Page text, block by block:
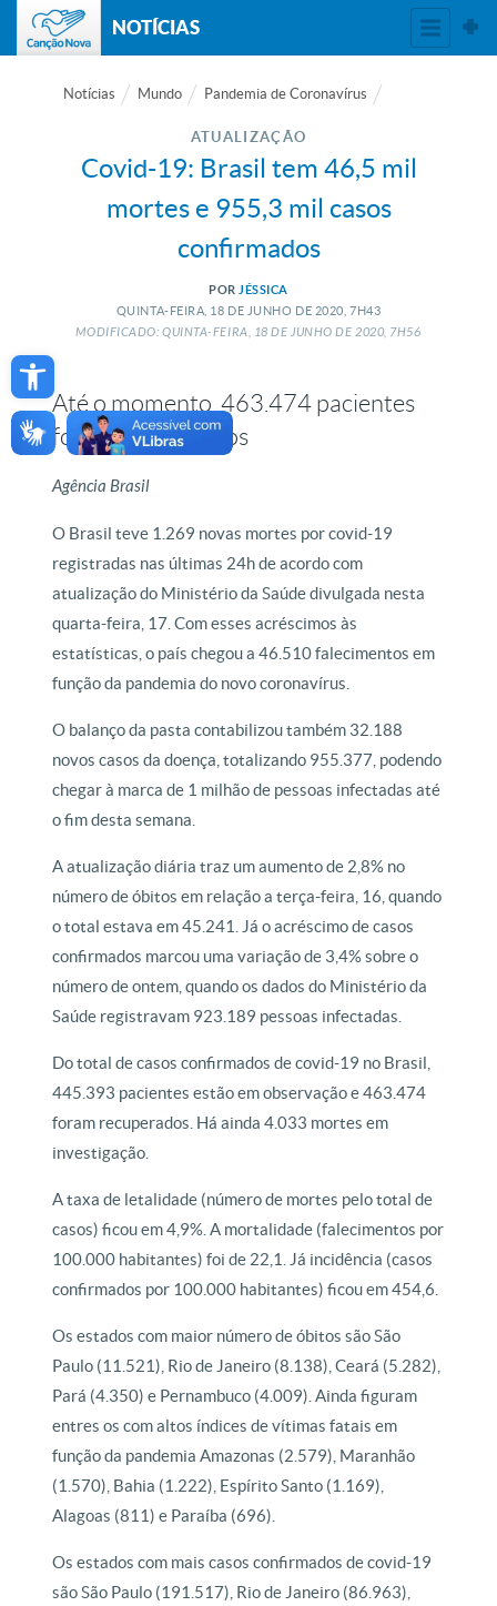
Open toolbar
NOTÍCIAS
Notícias Mundo Pandemia de Coronavírus
ATUALIZAÇÃO
Covid-19: Brasil tem 46,5 mil
mortes e 955,3 mil casos
confirmados
POR JÉSSICA
QUINTA-FEIRA, 18 DE JUNHO DE 2020, 7H43
MODIFICADO: QUINTA-FEIRA, 18 DEJUNHO DE2020, 7H56
Até o momento, 463.474 pacientes
foram recuperados
Agência Brasil
O Brasil teve 1.269 novas mortes por covid-19
registradas nas últimas 24h de acordo com
atualização do Ministério da Saúde divulgada nesta
quarta-feira, 17. Com esses acréscimos às
estatísticas, o país chegou a 46.510 falecimentos em
função da pandemia do novo coronavírus.
O balanço da pasta contabilizou também 32.188
novos casos da doença, totalizando 955.377, podendo
chegar à marca de 1 milhão de pessoas infectadas até
o fim desta semana.
A atualização diária traz um aumento de 2,8% no
número de óbitos em relação a terça-feira, 16, quando
o total estava em 45.241. Já o acréscimo de casos
confirmados marcou uma variação de 3,4% sobre o
número de ontem, quando os dados do Ministério da
Saúde registravam 923.189 pessoas infectadas.
Do total de casos confirmados de covid-19 no Brasil,
445.393 pacientes estão em observação e 463.474
foram recuperados. Há ainda 4.033 mortes em
investigação.
A taxa de letalidade (número de mortes pelo total de
casos) ficou em 4,9%. A mortalidade (falecimentos por
100.000 habitantes) foi de 22,1. Já incidência (casos
confirmados por 100.000 habitantes) ficou em 454,6.
Os estados com maior número de óbitos são São
Paulo (11.521), Rio de Janeiro (8.138), Ceará (5.282),
Pará (4.350) e Pernambuco (4.009). Ainda figuram
entres os com altos índices de vítimas fatais em
função da pandemia Amazonas (2.579), Maranhão
(1.570), Bahia (1.222), Espírito Santo (1.169),
Alagoas (811) e Paraíba (696).
Os estados com mais casos confirmados de covid-19
são São Paulo (191.517), Rio de Janeiro (86.963),